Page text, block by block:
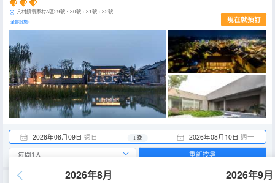
亢村鎮袁家村A區29號、30號、31號、32號
全部設施> 現在就預訂
2026年08月09日 週日 2026年08月10日 週一
1 晚
2026年8月 2026年9月
重新搜尋